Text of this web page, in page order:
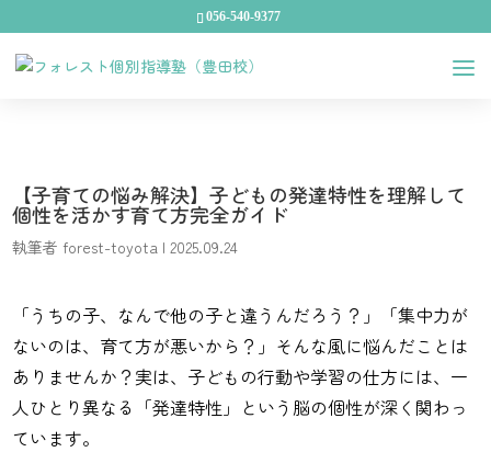
056-540-9377
【子育ての悩み解決】子どもの発達特性を理解して
個性を活かす育て方完全ガイド
執筆者forest-toyota |2025.09.24
「うちの子、なんで他の子と違うんだろう？」「集中力が
ないのは、育て方が悪いから？」そんな風に悩んだことは
ありませんか？実は、子どもの行動や学習の仕方には、一
人ひとり異なる「発達特性」という脳の個性が深く関わっ
ています。